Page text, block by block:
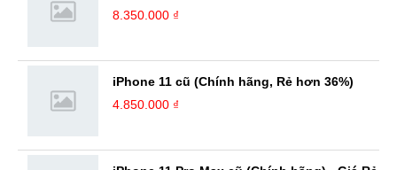
8.350.000 ₫
iPhone 11 cũ (Chính hãng, Rẻ hơn 36%)
4.850.000 ₫